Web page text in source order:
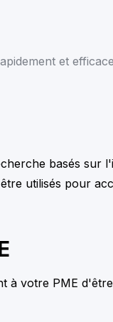
et
basés sur
utilisés pour
à votre PME